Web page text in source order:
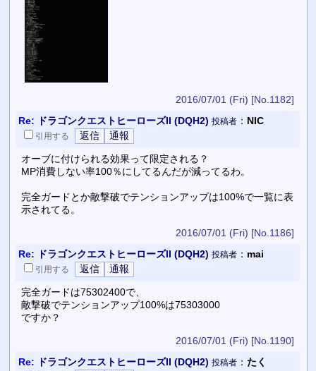
2016/07/01 (Fri) [No.1182]
Re: ドラゴンクエストヒーローズII (DQH2) 投稿者： NIC
引用する
オーブに付けられる効果って限定される？
MP消費しない率100％にしてるんだが減ってるわ。
完全ガードとか敵撃破でテンションアップは100%で一覧に表
示されてる。
2016/07/01 (Fri) [No.1186]
Re: ドラゴンクエストヒーローズII (DQH2) 投稿者： mai
引用する
完全ガードは75302400で、
敵撃破でテンションアップ100%は75303000
ですか？
2016/07/01 (Fri) [No.1190]
Re: ドラゴンクエストヒーローズII (DQH2) 投稿者： たく